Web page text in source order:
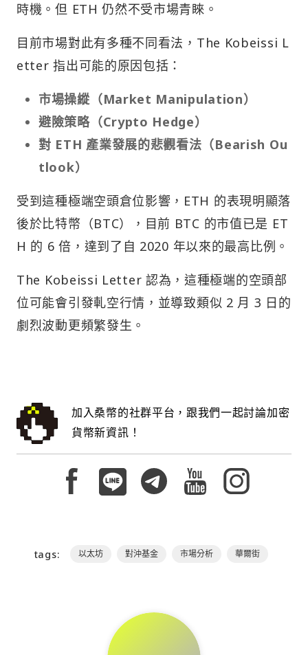
時機。但 ETH 仍然不受市場青睞。
目前市場對此有多種不同看法，The Kobeissi L
etter 指出可能的原因包括：
市場操縱（Market Manipulation）
避險策略（Crypto Hedge）
對 ETH 產業發展的悲觀看法（Bearish Ou
tlook）
受到這種極端空頭倉位影響，ETH 的表現明顯落
後於比特幣（BTC），目前 BTC 的市值已是 ET
H 的 6 倍，達到了自 2020 年以來的最高比例。
The Kobeissi Letter 認為，這種極端的空頭部
位可能會引發軋空行情，並導致類似 2 月 3 日的
劇烈波動更頻繁發生。
加入桑幣的社群平台，跟我們一起討論加密
貨幣新資訊！
tags: 以太坊 對沖基金 市場分析 華爾街